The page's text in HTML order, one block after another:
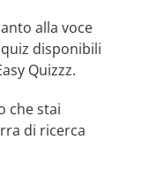
alla voce
disponibili
Quizzz.
che stai
di ricerca